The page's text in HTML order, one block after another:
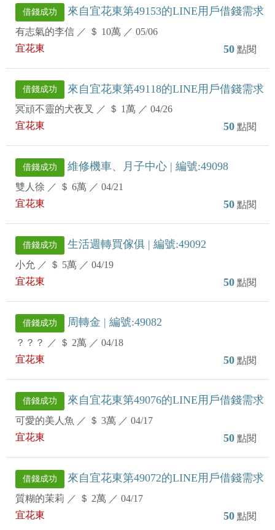
借錢成功 來自宜花東第49153的LINE用戶借錢需求
有志氣的李信 ／ ＄ 10萬 ／ 05/06
宜花東
50 點閱
借錢成功 來自宜花東第49118的LINE用戶借錢需求
冥頑不靈的犬夜叉 ／ ＄ 1萬 ／ 04/26
宜花東
50 點閱
借錢成功 維修機車、月子中心 | 編號:49098
雙人徐 ／ ＄ 6萬 ／ 04/21
宜花東
50 點閱
借錢成功 生活週轉買傢俱 | 編號:49092
小允 ／ ＄ 5萬 ／ 04/19
宜花東
50 點閱
借錢成功 周轉金 | 編號:49082
？？？ ／ ＄ 2萬 ／ 04/18
宜花東
50 點閱
借錢成功 來自宜花東第49076的LINE用戶借錢需求
可愛的美人魚 ／ ＄ 3萬 ／ 04/17
宜花東
50 點閱
借錢成功 來自宜花東第49072的LINE用戶借錢需求
質糊的茉莉 ／ ＄ 2萬 ／ 04/17
宜花東
50 點閱